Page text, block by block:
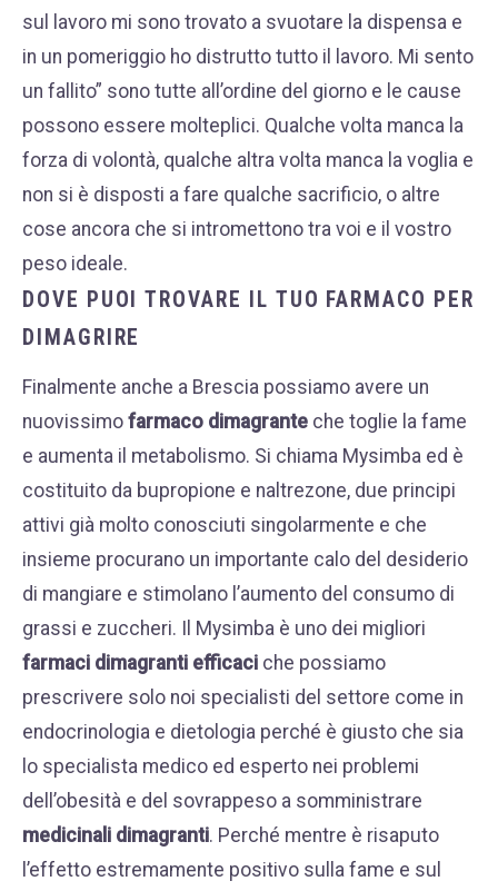
sul lavoro mi sono trovato a svuotare la dispensa e
in un pomeriggio ho distrutto tutto il lavoro. Mi sento
un fallito” sono tutte all’ordine del giorno e le cause
possono essere molteplici. Qualche volta manca la
forza di volontà, qualche altra volta manca la voglia e
non si è disposti a fare qualche sacrificio, o altre
cose ancora che si intromettono tra voi e il vostro
peso ideale.
DOVE PUOI TROVARE IL TUO FARMACO PER
DIMAGRIRE
Finalmente anche a Brescia possiamo avere un
nuovissimo farmaco dimagrante che toglie la fame
e aumenta il metabolismo. Si chiama Mysimba ed è
costituito da bupropione e naltrezone, due principi
attivi già molto conosciuti singolarmente e che
insieme procurano un importante calo del desiderio
di mangiare e stimolano l’aumento del consumo di
grassi e zuccheri. Il Mysimba è uno dei migliori
farmaci dimagranti efficaci che possiamo
prescrivere solo noi specialisti del settore come in
endocrinologia e dietologia perché è giusto che sia
lo specialista medico ed esperto nei problemi
dell’obesità e del sovrappeso a somministrare
medicinali dimagranti. Perché mentre è risaputo
l’effetto estremamente positivo sulla fame e sul